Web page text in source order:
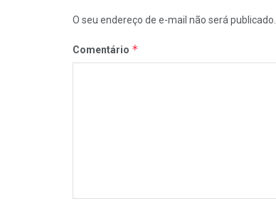
O seu endereço de e-mail não será publicado.
Comentário *